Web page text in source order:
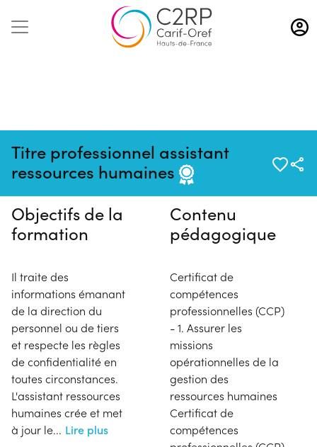
Aller
au
contenu
Titre professionnel assistant
ressources humaines
Pas de session programmée en
ce moment
Objectifs de la
formation
Il traite des
informations émanant
de la direction du
personnel ou de tiers
et respecte les règles
de confidentialité en
toutes circonstances.
L'assistant ressources
humaines crée et met
à jour le... Lire plus
Contenu
pédagogique
Certificat de
compétences
professionnelles (CCP)
- 1. Assurer les
missions
opérationnelles de la
gestion des
ressources humaines
Certificat de
compétences